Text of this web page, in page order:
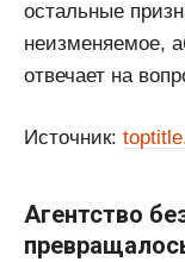
остальные
неизменяемое,
отвечает на
Источник:
Агентство